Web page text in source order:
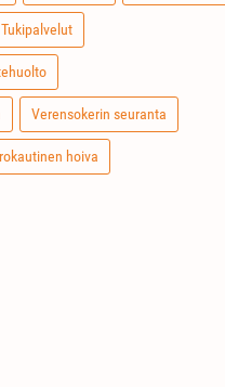
Tukipalvelut
Verensokerin seuranta
hoiva